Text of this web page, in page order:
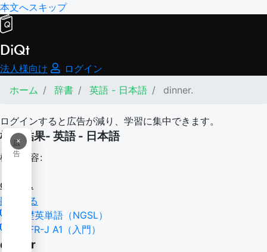
本文へスキップ
DiQt
法人様向け
ログイン
ホーム
辞書 英語 - 日本語 dinner.
ログインすると広告が減り、学習に集中できます。
×
広
告
検索結果- 英語 - 日本語
検索内容:
dinner.
翻訳する
基礎英単語（NGSL）
CEFR-J A1（入門）
dinner